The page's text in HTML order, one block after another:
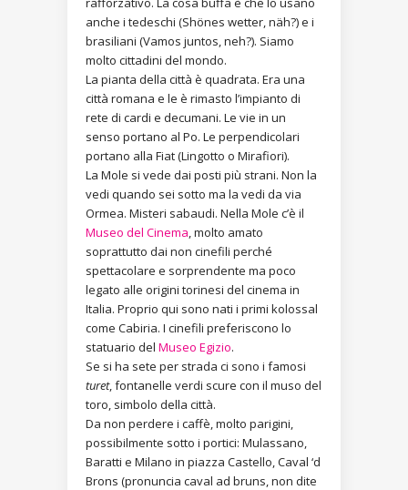
anche i tedeschi (Shönes wetter, näh?) e i
brasiliani (Vamos juntos, neh?). Siamo
molto cittadini del mondo.
La pianta della città è quadrata. Era una
città romana e le è rimasto l’impianto di
rete di cardi e decumani. Le vie in un
senso portano al Po. Le perpendicolari
portano alla Fiat (Lingotto o Mirafiori).
La Mole si vede dai posti più strani. Non la
vedi quando sei sotto ma la vedi da via
Ormea. Misteri sabaudi. Nella Mole c’è il
Museo del Cinema, molto amato
soprattutto dai non cinefili perché
spettacolare e sorprendente ma poco
legato alle origini torinesi del cinema in
Italia. Proprio qui sono nati i primi kolossal
come Cabiria. I cinefili preferiscono lo
statuario del Museo Egizio.
Se si ha sete per strada ci sono i famosi
turet, fontanelle verdi scure con il muso del
toro, simbolo della città.
Da non perdere i caffè, molto parigini,
possibilmente sotto i portici: Mulassano,
Baratti e Milano in piazza Castello, Caval ‘d
Brons (pronuncia caval ad bruns, non dite